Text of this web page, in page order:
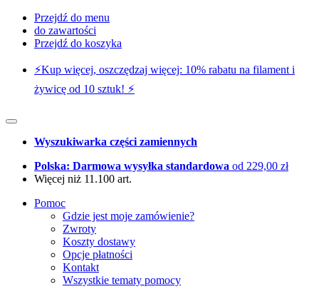
Przejdź do menu
do zawartości
Przejdź do koszyka
⚡️Kup więcej, oszczędzaj więcej: 10% rabatu na filament i
żywicę od 10 sztuk! ⚡️
Wyszukiwarka części zamiennych
Polska: Darmowa wysyłka standardowa od 229,00 zł
Więcej niż 11.100 art.
Pomoc
Gdzie jest moje zamówienie?
Zwroty
Koszty dostawy
Opcje płatności
Kontakt
Wszystkie tematy pomocy